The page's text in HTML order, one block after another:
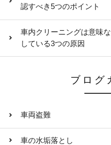
認すべき5つのポイント
車内クリーニングは意味
している3つの原因
ブログ
車両盗難
車の水垢落とし